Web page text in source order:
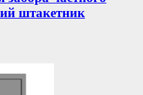
штакетник